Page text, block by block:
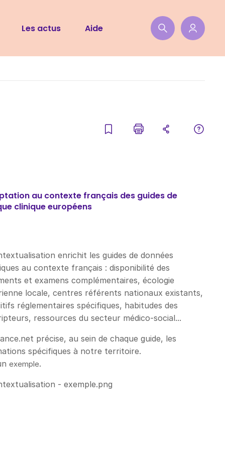
Les actus Aide
au contexte français des guides de
clinique européens
enrichit les guides de données
au contexte français : disponibilité des
et examens complémentaires, écologie
locale, centres référents nationaux existants,
réglementaires spécifiques, habitudes des
ressources du secteur médico-social...
précise, au sein de chaque guide, les
spécifiques à notre territoire.
exemple​.